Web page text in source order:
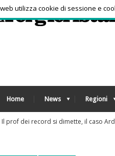
Home News Regioni
utilizza cookie di sessione e